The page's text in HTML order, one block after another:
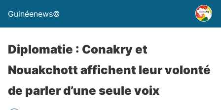
Guinéenews©
Diplomatie : Conakry et
Nouakchott affichent leur volonté
de parler d’une seule voix